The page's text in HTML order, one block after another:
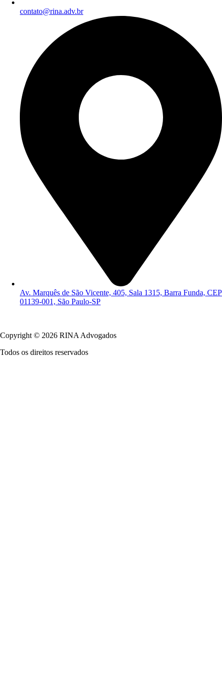
contato@rina.adv.br
Av. Marquês de São Vicente, 405, Sala 1315, Barra Funda, CEP
01139-001, São Paulo-SP
Copyright © 2026 RINA Advogados
Todos os direitos reservados